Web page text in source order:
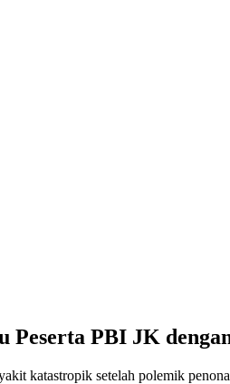
Peserta PBI JK
katastropik setelah polemik